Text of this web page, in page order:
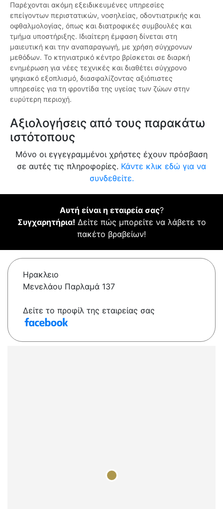
Παρέχονται ακόμη εξειδικευμένες υπηρεσίες
επείγοντων περιστατικών, νοσηλείας, οδοντιατρικής και
οφθαλμολογίας, όπως και διατροφικές συμβουλές και
τμήμα υποστήριξης. Ιδιαίτερη έμφαση δίνεται στη
μαιευτική και την αναπαραγωγή, με χρήση σύγχρονων
μεθόδων. Το κτηνιατρικό κέντρο βρίσκεται σε διαρκή
ενημέρωση για νέες τεχνικές και διαθέτει σύγχρονο
ψηφιακό εξοπλισμό, διασφαλίζοντας αξιόπιστες
υπηρεσίες για τη φροντίδα της υγείας των ζώων στην
ευρύτερη περιοχή.
Αξιολογήσεις από τους παρακάτω
ιστότοπους
Μόνο οι εγγεγραμμένοι χρήστες έχουν πρόσβαση
σε αυτές τις πληροφορίες. Κάντε κλικ εδώ για να
συνδεθείτε.
Αυτή είναι η εταιρεία σας?
Συγχαρητήρια! Δείτε πώς μπορείτε να λάβετε το
πακέτο βραβείων!
Ηρακλειο
Μενελάου Παρλαμά 137
Δείτε το προφίλ της εταιρείας σας